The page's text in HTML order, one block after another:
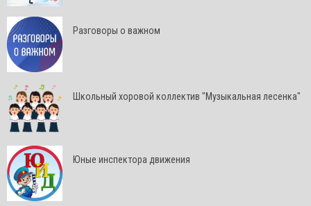
Разговоры о важном
Школьный хоровой коллектив "Музыкальная лесенка"
Юные инспектора движения